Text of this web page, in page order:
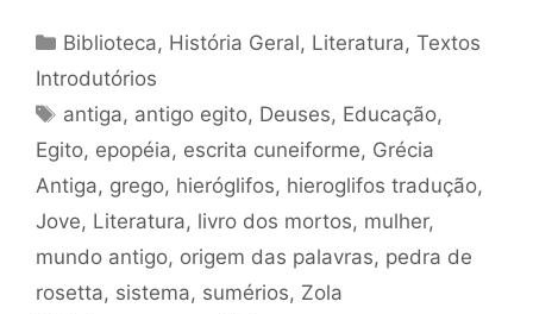
Categorias
Biblioteca, História Geral, Literatura,Textos
Introdutórios
Tags
antiga, antigo egito, Deuses, Educação,
Egito, epopéia, escrita cuneiforme, Grécia
Antiga, grego, hieróglifos, hieroglifos tradução,
Jove, Literatura, livro dos mortos, mulher,
mundo antigo, origem das palavras, pedra de
rosetta, sistema, sumérios, Zola